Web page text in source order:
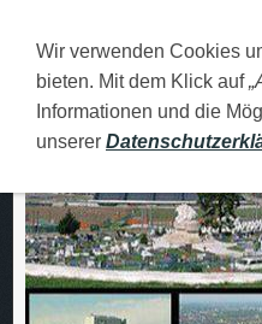
DEUTSCH O MENI
Wir verwenden Cookies
bieten. Mit dem Klick auf
Informationen und die
unserer